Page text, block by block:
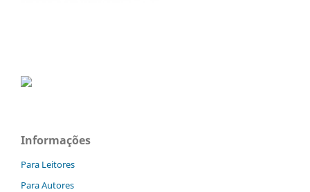
Informações
Para Leitores
Para Autores